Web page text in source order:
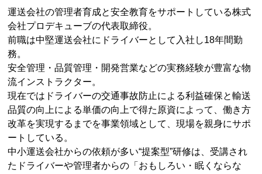
運送会社の管理者育成と安全教育をサポートしている株式
会社プロデキューブの代表取締役。
前職は中堅運送会社にドライバーとして入社し18年間勤
務。
安全管理・品質管理・開発営業などの実務経験が豊富な物
流インストラクター。
現在ではドライバーの交通事故防止による利益確保と輸送
品質の向上による単価の向上で得た原資によって、働き方
改革を実現するまでを事業領域として、現場を親身にサポ
ートしている。
中小運送会社からの依頼が多い“提案型”研修は、受講され
たドライバーや管理者からの「おもしろい・眠くならな